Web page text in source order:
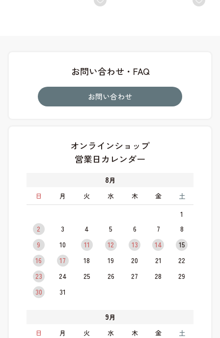
お問い合わせ・FAQ
お問い合わせ
オンラインショップ
営業日カレンダー
8月
日
月 火 水 木 金 土
1
2
3 4 5 6 7
8
9
10 11 12 13 14
15
16
17 18 19 20 21
22
23
24 25 26 27 28
29
30
31
9月
日
月 火 水 木 金 土